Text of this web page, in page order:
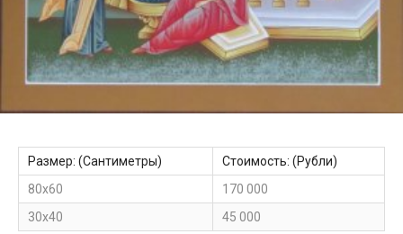
Размер: (Сантиметры)
Стоимость: (Рубли)
80х60
170 000
30x40
45 000